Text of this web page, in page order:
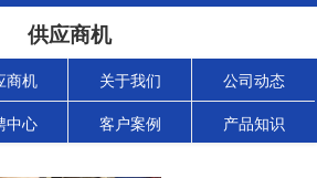
供应商机
商机 关于我们 公司动态
中心 客户案例 产品知识